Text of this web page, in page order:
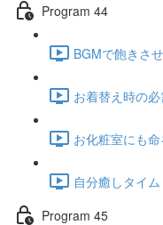
Program 44
BGMで飽きさ
お着替え時の
お化粧室にも
自分癒しタイ
Program 45